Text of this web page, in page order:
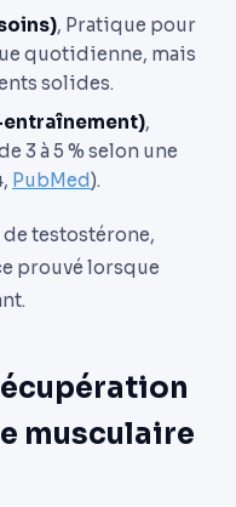
, Pratique pour
quotidienne, mais
solides.
,
3 à 5 % selon une
PubMed).
de testostérone,
prouvé lorsque
musculaire